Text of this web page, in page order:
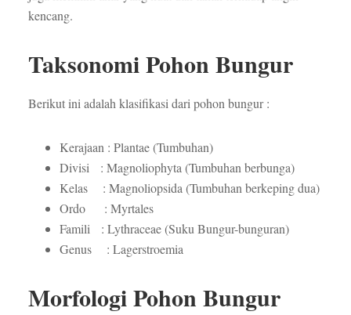
kencang.
Taksonomi Pohon Bungur
Berikut ini adalah klasifikasi dari pohon bungur :
Kerajaan : Plantae (Tumbuhan)
Divisi : Magnoliophyta (Tumbuhan berbunga)
Kelas : Magnoliopsida (Tumbuhan berkeping dua)
Ordo : Myrtales
Famili : Lythraceae (Suku Bungur-bunguran)
Genus : Lagerstroemia
Morfologi Pohon Bungur